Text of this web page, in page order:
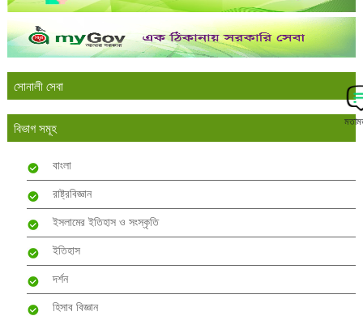
সোনালী সেবা
বিভাগ সমূহ
বাংলা
রাষ্ট্রবিজ্ঞান
ইসলামের ইতিহাস ও সংস্কৃতি
ইতিহাস
দর্শন
হিসাব বিজ্ঞান